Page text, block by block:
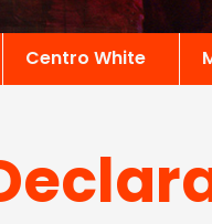
Centro White